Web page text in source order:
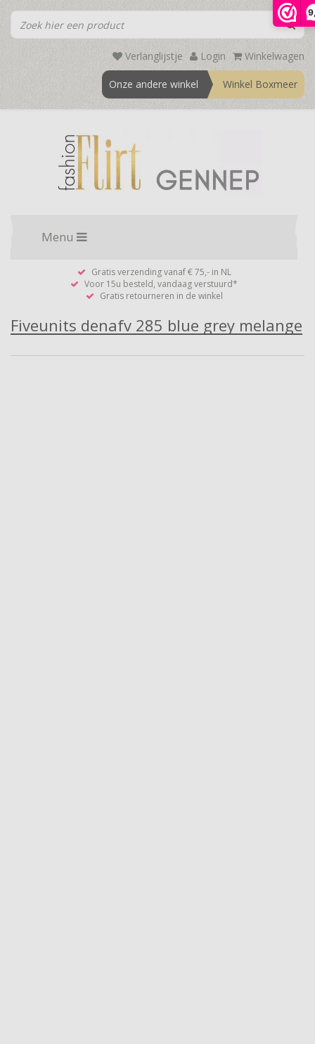
Winkelwagen
Login
Verlanglijstje
Onze andere winkel Winkel Boxmeer
Menu
Gratis verzending vanaf € 75,- in NL
Voor 15u besteld, vandaag verstuurd*
Gratis retourneren in de winkel
Fiveunits denafv 285 blue grey melange